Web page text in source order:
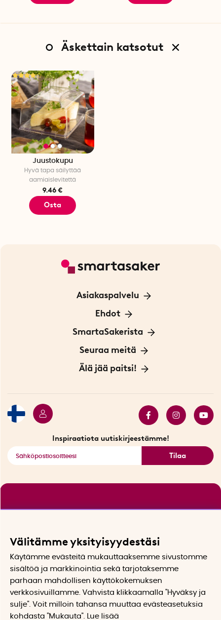
Äskettain katsotut
Juustokupu
Hyvä tapa säilyttää
aamiaislevitettä
9.46 €
Osta
Asiakaspalvelu
Ota yhteyttä
Ehdot
Tietoa evästeistä
Yksityisyydensuoja
Sopimusehdot
SmartaSakerista
Meistä
Myymälä Tukholmassa
Seuraa meitä
Innovaattoriblogi
Älä jää paitsi!
Inspiraatiota uutiskirjeestämme!
Tilaa
Välitämme yksityisyydestäsi
Käytämme evästeitä mukauttaaksemme sivustomme
sisältöä ja markkinointia sekä tarjotaksemme
parhaan mahdollisen käyttökokemuksen
verkkosivuillamme. Vahvista klikkaamalla "Hyväksy ja
sulje". Voit milloin tahansa muuttaa evästeasetuksia
kohdasta "Mukauta". Lue lisää